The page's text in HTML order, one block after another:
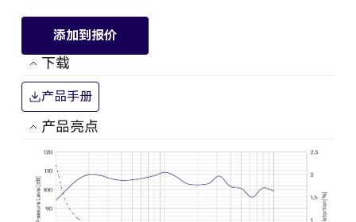
添加到报价
下载
产品手册
产品亮点